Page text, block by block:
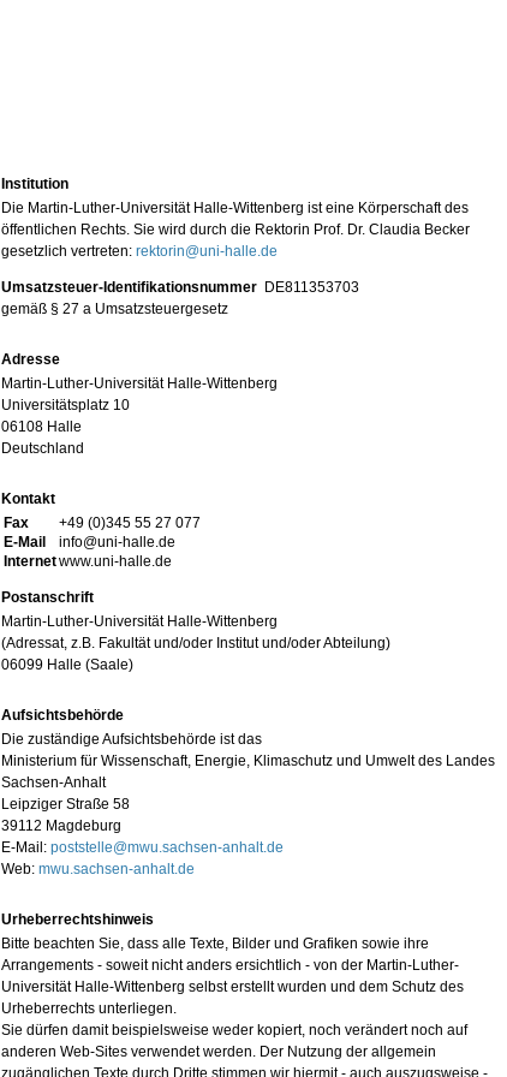
Institution
Die Martin-Luther-Universität Halle-Wittenberg ist eine Körperschaft des
öffentlichen Rechts. Sie wird durch die Rektorin Prof. Dr. Claudia Becker
gesetzlich vertreten: rektorin@uni-halle.de
Umsatzsteuer-Identifikationsnummer DE811353703
gemäß § 27 a Umsatzsteuergesetz
Adresse
Martin-Luther-Universität Halle-Wittenberg
Universitätsplatz 10
06108 Halle
Deutschland
Kontakt
Fax
+49 (0)345 55 27 077
E-Mail
info@uni-halle.de
Internetwww.uni-halle.de
Postanschrift
Martin-Luther-Universität Halle-Wittenberg
(Adressat, z.B. Fakultät und/oder Institut und/oder Abteilung)
06099 Halle (Saale)
Aufsichtsbehörde
Die zuständige Aufsichtsbehörde ist das
Ministerium für Wissenschaft, Energie, Klimaschutz und Umwelt des Landes
Sachsen-Anhalt
Leipziger Straße 58
39112 Magdeburg
E-Mail: poststelle@mwu.sachsen-anhalt.de
Web: mwu.sachsen-anhalt.de
Urheberrechtshinweis
Bitte beachten Sie, dass alle Texte, Bilder und Grafiken sowie ihre
Arrangements - soweit nicht anders ersichtlich - von der Martin-Luther-
Universität Halle-Wittenberg selbst erstellt wurden und dem Schutz des
Urheberrechts unterliegen.
Sie dürfen damit beispielsweise weder kopiert, noch verändert noch auf
anderen Web-Sites verwendet werden. Der Nutzung der allgemein